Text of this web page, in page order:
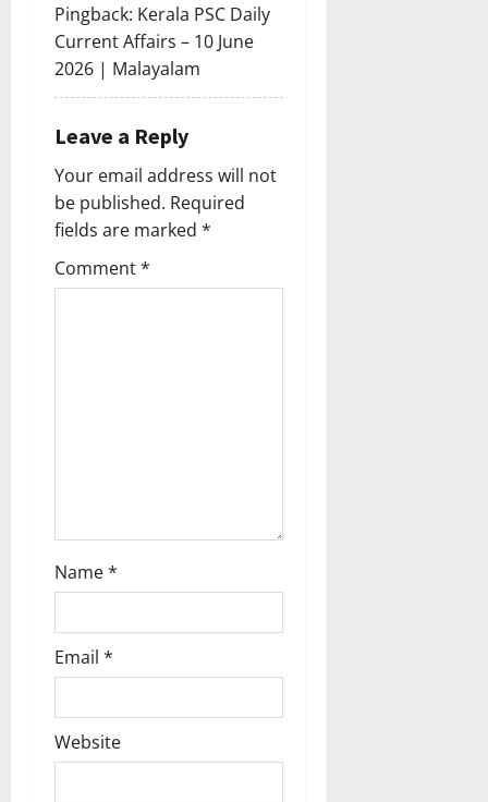
t
i
o
n
Pingback: Kerala PSC Daily
Current Affairs – 10 June
2026 | Malayalam
Leave a Reply
Your email address will not
be published. Required
fields are marked *
Comment*
Name*
Email *
Website